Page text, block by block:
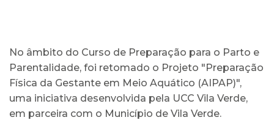
No âmbito do Curso de Preparação para o Parto e
Parentalidade, foi retomado o Projeto "Preparação
Física da Gestante em Meio Aquático (AIPAP)",
uma iniciativa desenvolvida pela UCC Vila Verde,
em parceira com o Município de Vila Verde.